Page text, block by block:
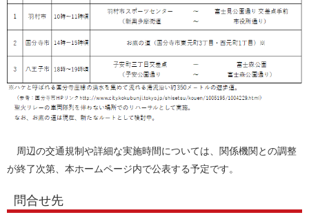
周辺の交通規制や詳細な実施時間については、関係機関との調整
が終了次第、本ホームページ内で公表する予定です。
問合せ先